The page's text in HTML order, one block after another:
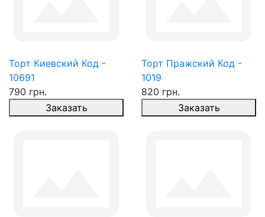
Торт Киевский Код -
10691
790 грн.
Заказать
Торт Пражский Код -
1019
820 грн.
Заказать